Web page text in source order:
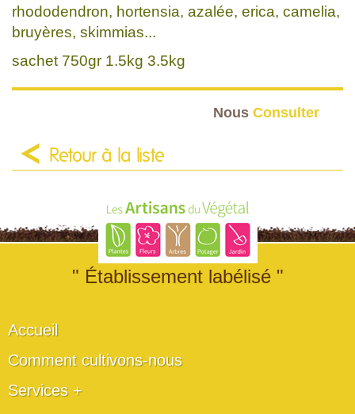
rhododendron, hortensia, azalée, erica, camelia,
bruyères, skimmias...
sachet 750gr 1.5kg 3.5kg
Nous Consulter
Retour à la liste
" Établissement labélisé "
Accueil
Comment cultivons-nous
Services +